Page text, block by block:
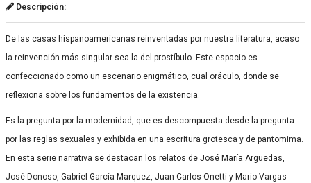
Descripción:
De las casas hispanoamericanas reinventadas por nuestra literatura, acaso
la reinvención más singular sea la del prostíbulo. Este espacio es
confeccionado como un escenario enigmático, cual oráculo, donde se
reflexiona sobre los fundamentos de la existencia.
Es la pregunta por la modernidad, que es descompuesta desde la pregunta
por las reglas sexuales y exhibida en una escritura grotesca y de pantomima.
En esta serie narrativa se destacan los relatos de José María Arguedas,
José Donoso, Gabriel García Marquez, Juan Carlos Onetti y Mario Vargas